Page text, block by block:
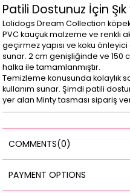
Patili Dostunuz İçin
Lolidogs Dream Collection
PVC kauçuk malzeme ve renkli
geçirmez yapısı ve koku
sunar. 2 cm genişliğinde ve 150
halka ile tamamlanmıştır.
Temizleme konusunda kolaylık
kullanım sunar. Şimdi patili
yer alan Minty tasması sipariş
COMMENTS(0)
PAYMENT OPTIONS